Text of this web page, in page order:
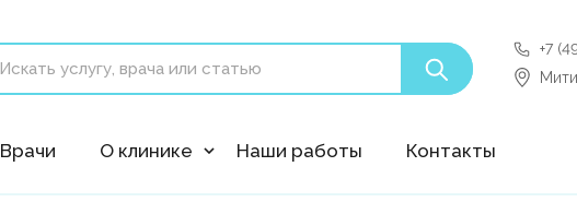
'polyclin:shedule.record' is not a component
+7
Врачи О клинике Наши работы Контакты